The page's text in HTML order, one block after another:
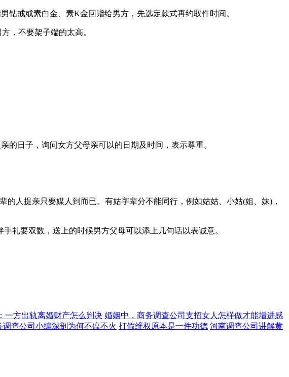
戒或素白金、素K金回赠给男方，先选定款式再约取件时间。
，不要架子端的太高。
日子，询问女方父母亲可以的日期及时间，表示尊重。
人提亲只要媒人到而已。有姑字辈分不能同行，例如姑姑、小姑(姐、妹)，
礼要双数，送上的时候男方父母可以添上几句话以表诚意。
一方出轨离婚财产怎么判决 婚姻中，商务调查公司支招女人怎样做才能增进感
查公司小编深剖为何不瘟不火 打假维权原本是一件功德 河南调查公司讲解黄